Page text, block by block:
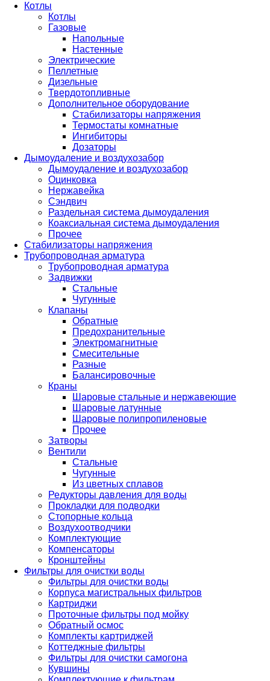
Котлы
Котлы
Газовые
Напольные
Настенные
Электрические
Пеллетные
Дизельные
Твердотопливные
Дополнительное оборудование
Стабилизаторы напряжения
Термостаты комнатные
Ингибиторы
Дозаторы
Дымоудаление и воздухозабор
Дымоудаление и воздухозабор
Оцинковка
Нержавейка
Сэндвич
Раздельная система дымоудаления
Коаксиальная система дымоудаления
Прочее
Стабилизаторы напряжения
Трубопроводная арматура
Трубопроводная арматура
Задвижки
Стальные
Чугунные
Клапаны
Обратные
Предохранительные
Электромагнитные
Смесительные
Разные
Балансировочные
Краны
Шаровые стальные и нержавеющие
Шаровые латунные
Шаровые полипропиленовые
Прочее
Затворы
Вентили
Стальные
Чугунные
Из цветных сплавов
Редукторы давления для воды
Прокладки для подводки
Стопорные кольца
Воздухоотводчики
Комплектующие
Компенсаторы
Кронштейны
Фильтры для очистки воды
Фильтры для очистки воды
Корпуса магистральных фильтров
Картриджи
Проточные фильтры под мойку
Обратный осмос
Комплекты картриджей
Коттеджные фильтры
Фильтры для очистки самогона
Кувшины